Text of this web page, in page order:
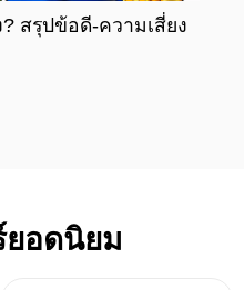
สรุปข้อดี-ความเสี่ยง
ยอดนิยม